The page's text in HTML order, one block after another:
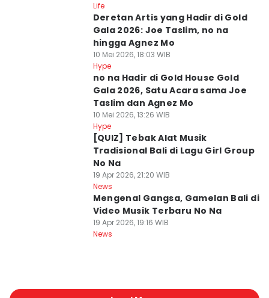
Life
Deretan Artis yang Hadir di Gold
Gala 2026: Joe Taslim, no na
hingga Agnez Mo
10 Mei 2026, 18:03 WIB
Hype
no na Hadir di Gold House Gold
Gala 2026, Satu Acara sama Joe
Taslim dan Agnez Mo
10 Mei 2026, 13:26 WIB
Hype
[QUIZ] Tebak Alat Musik
Tradisional Bali di Lagu Girl Group
No Na
19 Apr 2026, 21:20 WIB
News
Mengenal Gangsa, Gamelan Bali di
Video Musik Terbaru No Na
19 Apr 2026, 19:16 WIB
News